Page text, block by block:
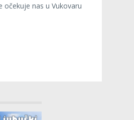
očekuje nas u Vukovaru